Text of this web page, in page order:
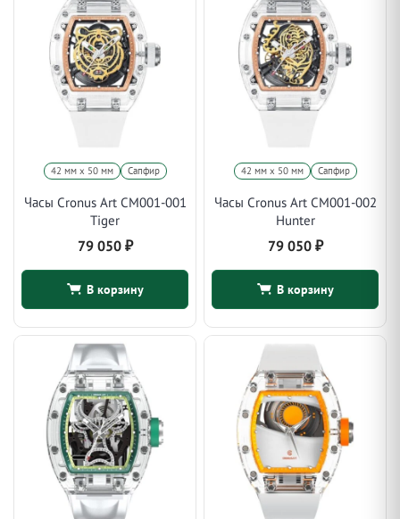
42 мм x 50 мм Сапфир
Часы Cronus Art CM001-001
Tiger
79 050 ₽
В корзину
42 мм x 50 мм Сапфир
Часы Cronus Art CM001-002
Hunter
79 050 ₽
В корзину